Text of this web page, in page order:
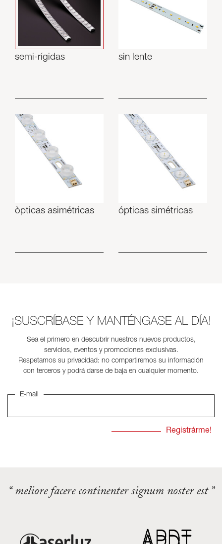
Luminarias
Skyled - Luminarias a medida
Neolight - Luminarias técnicas de diseño
Sistemas modulares lineales y curvos
Cajas de luz con frontal textil
Paneles luminosos y Plexiled
semi-rígidas sin lente
òpticas asimétricas ópticas simétricas
¡SUSCRÍBASE Y MANTÉNGASE AL DÍA!
Sea el primero en descubrir nuestros nuevos productos,
servicios, eventos y promociones exclusivas.
Respetamos su privacidad: no compartiremos su información
con terceros y podrá darse de baja en cualquier momento.
E-mail
“ meliore facere continenter signum noster est ”